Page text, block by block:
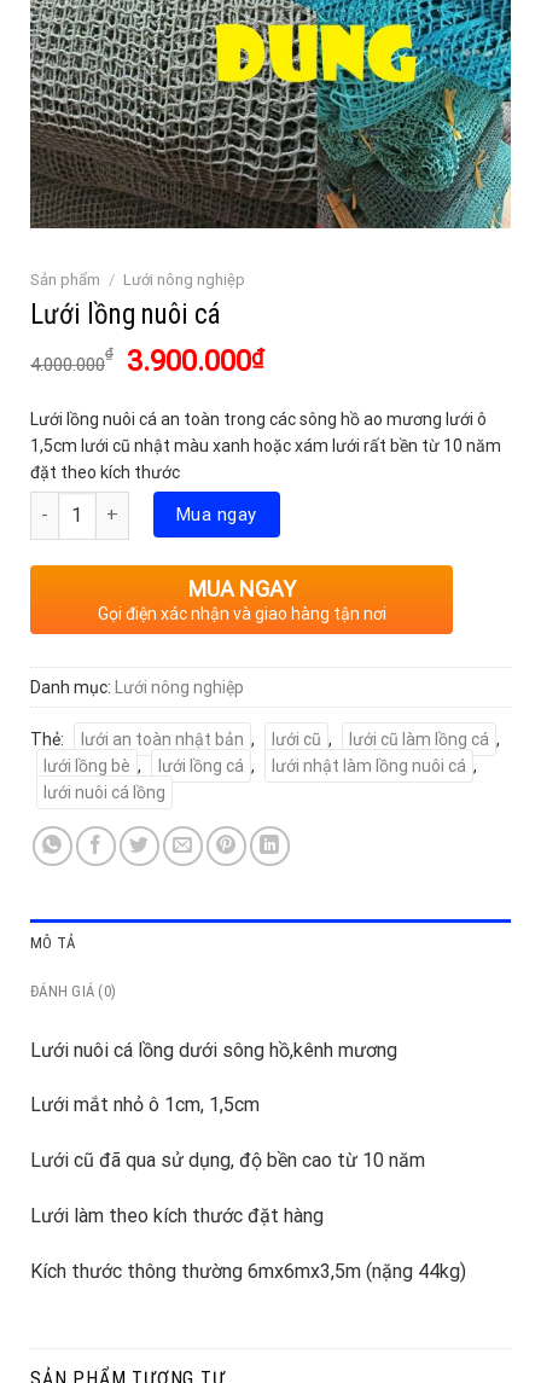
Sản phẩm / Lưới nông nghiệp
Lưới lồng nuôi cá
4.000.000
₫
Giá
là:
4.000.000₫.
3.900.000₫Giá
tại
là:
Lưới lồng nuôi cá an toàn trong các sông hồ ao mương lưới ô
1,5cm lưới cũ nhật màu xanh hoặc xám lưới rất bền từ 10 năm
đặt theo kích thước
Số lượng Mua ngay
MUA NGAY
Gọi điện xác nhận và giao hàng tận nơi
Danh mục: Lưới nông nghiệp
Thẻ: lưới an toàn nhật bản , lưới cũ , lưới cũ làm lồng cá ,
lưới lồng bè , lưới lồng cá , lưới nhật làm lồng nuôi cá ,
lưới nuôi cá lồng
MÔ TẢ
ĐÁNH GIÁ (0)
Lưới nuôi cá lồng dưới sông hồ,kênh mương
Lưới mắt nhỏ ô 1cm, 1,5cm
Lưới cũ đã qua sử dụng, độ bền cao từ 10 năm
Lưới làm theo kích thước đặt hàng
Kích thước thông thường 6mx6mx3,5m (nặng 44kg)
SẢN PHẨM TƯƠNG TỰ